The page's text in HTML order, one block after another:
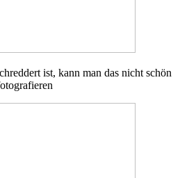
ist, kann man das nicht schön